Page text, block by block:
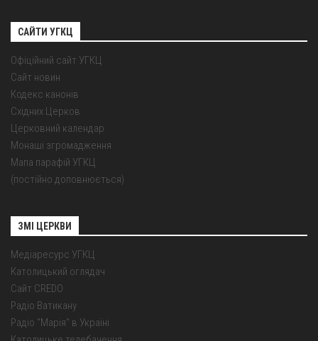
САЙТИ УГКЦ
Офіційний сайт УГКЦ
Сайт новин
Кодекс канонів
Східних Церков
Церковний календар
Монаші згромадження
Мапа парафій УГКЦ
(постійно доповнюється)
ЗМІ ЦЕРКВИ
Медіаресурс УГКЦ
Католицький оглядач
Сайт CREDO
Радіо Ватикану
Радіо "Марія" в Україні